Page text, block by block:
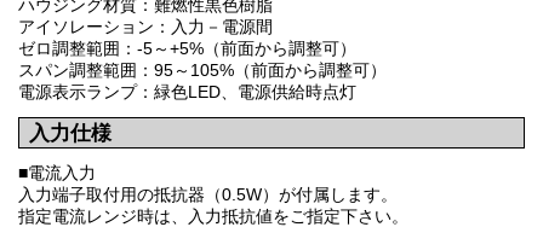
ハウジング材質：難燃性黒色樹脂
アイソレーション：入力－電源間
ゼロ調整範囲：-5～+5%（前面から調整可）
スパン調整範囲：95～105%（前面から調整可）
電源表示ランプ：緑色LED、電源供給時点灯
入力仕様
■電流入力
入力端子取付用の抵抗器（0.5W）が付属します。
指定電流レンジ時は、入力抵抗値をご指定下さい。